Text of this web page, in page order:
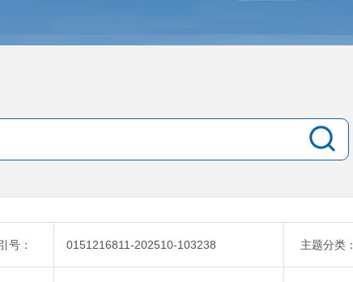
号： 0151216811-202510-103238 主题分类：